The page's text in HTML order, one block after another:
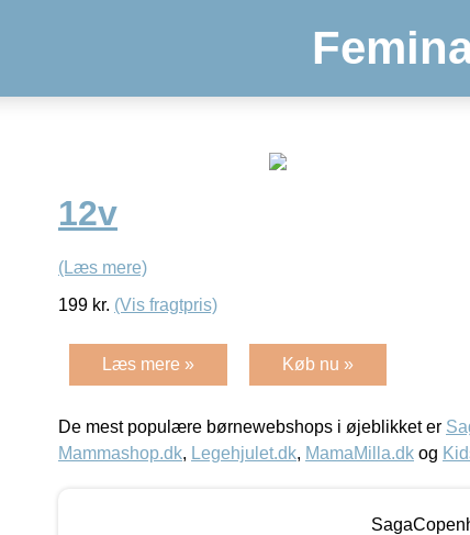
12v
(Læs mere)
199 kr. (Vis fragtpris)
Læs mere » Køb nu »
De mest populære børnewebshops i øjeblikket er
Mammashop.dk, Legehjulet.dk, MamaMilla.dk og